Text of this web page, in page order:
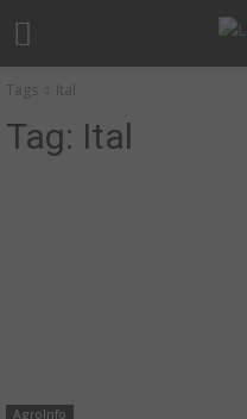
Tags Ital
Tag: Ital
AgroInfo